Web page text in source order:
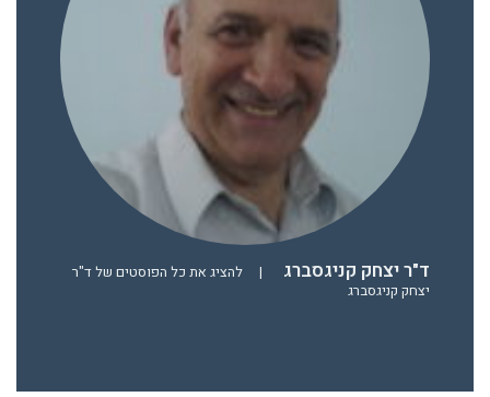
ד"ר יצחק קניגסברג |
להציג את כל הפוסטים של ד"ר
יצחק קניגסברג